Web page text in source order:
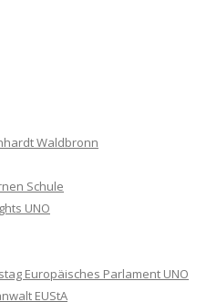
Waldbronn
Schule
UNO
Europäisches Parlament UNO
EUStA